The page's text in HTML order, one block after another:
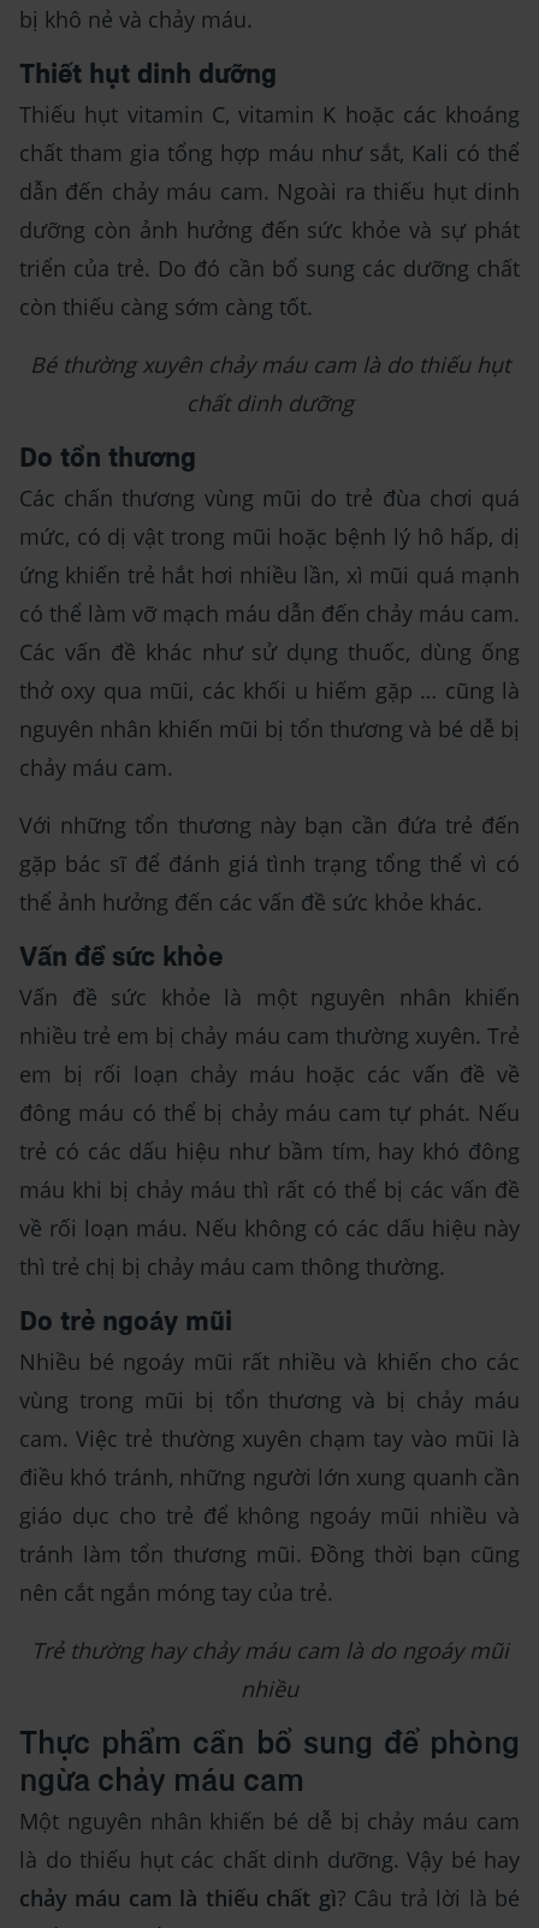
bị khô nẻ và chảy máu.
Thiết hụt dinh dưỡng
Thiếu hụt vitamin C, vitamin K hoặc các khoáng
chất tham gia tổng hợp máu như sắt, Kali có thể
dẫn đến chảy máu cam. Ngoài ra thiếu hụt dinh
dưỡng còn ảnh hưởng đến sức khỏe và sự phát
triển của trẻ. Do đó cần bổ sung các dưỡng chất
còn thiếu càng sớm càng tốt.
Bé thường xuyên chảy máu cam là do thiếu hụt
chất dinh dưỡng
Do tổn thương
Các chấn thương vùng mũi do trẻ đùa chơi quá
mức, có dị vật trong mũi hoặc bệnh lý hô hấp, dị
ứng khiến trẻ hắt hơi nhiều lần, xì mũi quá mạnh
có thể làm vỡ mạch máu dẫn đến chảy máu cam.
Các vấn đề khác như sử dụng thuốc, dùng ống
thở oxy qua mũi, các khối u hiếm gặp … cũng là
nguyên nhân khiến mũi bị tổn thương và bé dễ bị
chảy máu cam.
Với những tổn thương này bạn cần đứa trẻ đến
gặp bác sĩ để đánh giá tình trạng tổng thể vì có
thể ảnh hưởng đến các vấn đề sức khỏe khác.
Vấn đề sức khỏe
Vấn đề sức khỏe là một nguyên nhân khiến
nhiều trẻ em bị chảy máu cam thường xuyên. Trẻ
em bị rối loạn chảy máu hoặc các vấn đề về
đông máu có thể bị chảy máu cam tự phát. Nếu
trẻ có các dấu hiệu như bầm tím, hay khó đông
máu khi bị chảy máu thì rất có thể bị các vấn đề
về rối loạn máu. Nếu không có các dấu hiệu này
thì trẻ chị bị chảy máu cam thông thường.
Do trẻ ngoáy mũi
Nhiều bé ngoáy mũi rất nhiều và khiến cho các
vùng trong mũi bị tổn thương và bị chảy máu
cam. Việc trẻ thường xuyên chạm tay vào mũi là
điều khó tránh, những người lớn xung quanh cần
giáo dục cho trẻ để không ngoáy mũi nhiều và
tránh làm tổn thương mũi. Đồng thời bạn cũng
nên cắt ngắn móng tay của trẻ.
Trẻ thường hay chảy máu cam là do ngoáy mũi
nhiều
Thực phẩm cần bổ sung để phòng
ngừa chảy máu cam
Một nguyên nhân khiến bé dễ bị chảy máu cam
là do thiếu hụt các chất dinh dưỡng. Vậy bé hay
chảy máu cam là thiếu chất gì? Câu trả lời là bé